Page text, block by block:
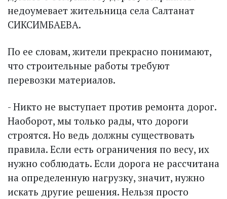
недоумевает жительница села Салтанат
СИКСИМБАЕВА.
По ее словам, жители прекрас­но понимают,
что строи­тельные работы требуют
перевозки материалов.
- Никто не выступает против ремонта дорог.
Наоборот, мы только рады, что дороги
строятся. Но ведь должны существовать
правила. Если есть ограничения по весу, их
нужно соблюдать. Если дорога не рассчитана
на определенную нагрузку, значит, нужно
искать другие решения. Нельзя просто